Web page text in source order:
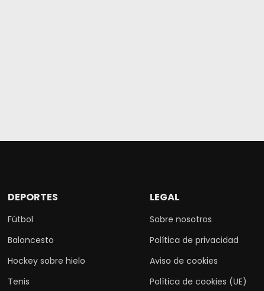
DEPORTES
Fútbol
Baloncesto
Hockey sobre hielo
Tenis
LEGAL
Sobre nosotros
Política de privacidad
Aviso de cookies
Política de cookies (UE)